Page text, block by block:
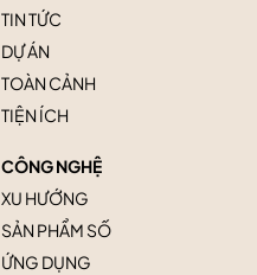
TIN TỨC
DỰ ÁN
TOÀN CẢNH
TIỆN ÍCH
CÔNG NGHỆ
XU HƯỚNG
SẢN PHẨM SỐ
ỨNG DỤNG